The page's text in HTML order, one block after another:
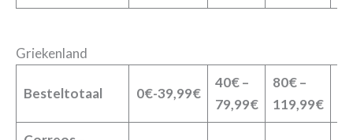
Griekenland
Besteltotaal 0€-39,99€
40€ –
79,99€
80€ –
119,99€